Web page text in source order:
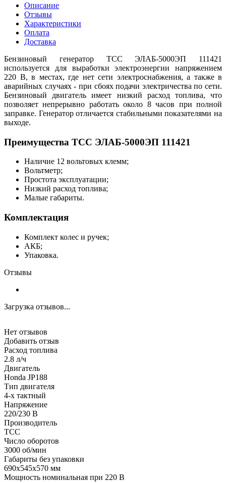
Описание
Отзывы
Характеристики
Оплата
Доставка
Бензиновый генератор ТСС ЭЛАБ-5000ЭП 111421
используется для выработки электроэнергии напряжением
220 В, в местах, где нет сети электроснабжения, а также в
аварийных случаях - при сбоях подачи электричества по сети.
Бензиновый двигатель имеет низкий расход топлива, что
позволяет непрерывно работать около 8 часов при полной
заправке. Генератор отличается стабильными показателями на
выходе.
Преимущества ТСС ЭЛАБ-5000ЭП 111421
Наличие 12 вольтовых клемм;
Вольтметр;
Простота эксплуатации;
Низкий расход топлива;
Малые габариты.
Комплектация
Комплект колес и ручек;
АКБ;
Упаковка.
Отзывы
Загрузка отзывов...
Нет отзывов
Добавить отзыв
Расход топлива
2.8 л/ч
Двигатель
Honda JP188
Тип двигателя
4-х тактный
Напряжение
220/230 В
Производитель
ТСС
Число оборотов
3000 об/мин
Габариты без упаковки
690x545x570 мм
Мощность номинальная при 220 В